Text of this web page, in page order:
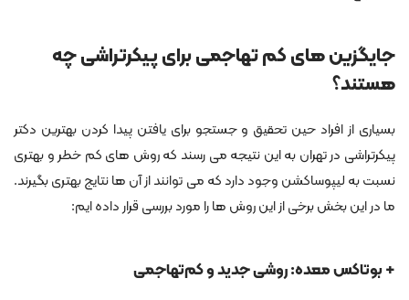
جایگزین های کم تهاجمی برای پیکرتراشی چه
هستند؟
بسیاری از افراد حین تحقیق و جستجو برای یافتن پیدا کردن بهترین دکتر
پیکرتراشی در تهران به این نتیجه می رسند که روش های کم خطر و بهتری
نسبت به لیپوساکشن وجود دارد که می توانند از آن ها نتایج بهتری بگیرند.
ما در این بخش برخی از این روش ها را مورد بررسی قرار داده ایم:
+ بوتاکس معده: روشی جدید و کم‌تهاجمی